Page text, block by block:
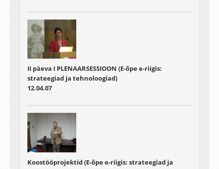
II päeva I PLENAARSESSIOON (E-õpe e-riigis:
strateegiad ja tehnoloogiad)
12.04.07
Koostööprojektid (E-õpe e-riigis: strateegiad ja